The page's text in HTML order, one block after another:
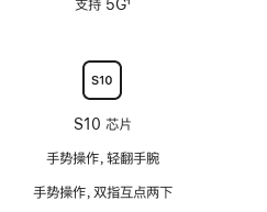
注
支持 5G1
S10 芯片
手势操作，轻翻手腕
手势操作，双指互点两下